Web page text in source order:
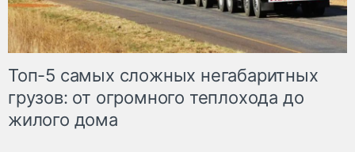
Топ-5 самых сложных негабаритных
грузов: от огромного теплохода до
жилого дома